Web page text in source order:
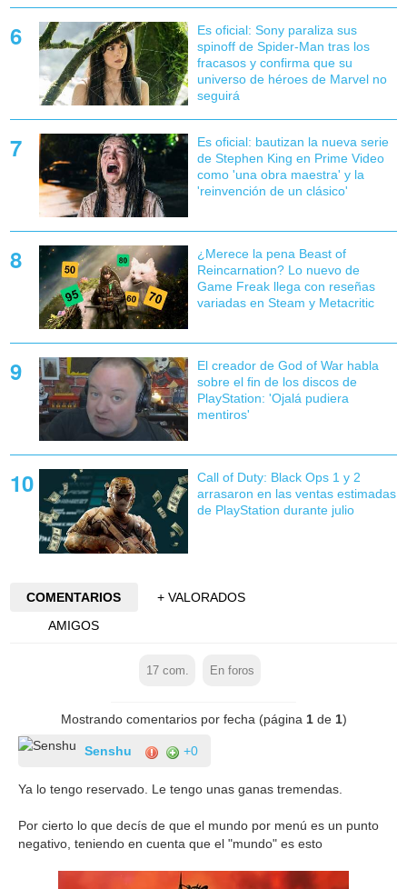
Es oficial: Sony paraliza sus
spinoff de Spider-Man tras los
fracasos y confirma que su
universo de héroes de Marvel no
seguirá
Es oficial: bautizan la nueva serie
de Stephen King en Prime Video
como 'una obra maestra' y la
'reinvención de un clásico'
¿Merece la pena Beast of
Reincarnation? Lo nuevo de
Game Freak llega con reseñas
variadas en Steam y Metacritic
El creador de God of War habla
sobre el fin de los discos de
PlayStation: 'Ojalá pudiera
mentiros'
Call of Duty: Black Ops 1 y 2
arrasaron en las ventas estimadas
de PlayStation durante julio
COMENTARIOS
+ VALORADOS
AMIGOS
17com. En foros
Mostrando comentarios por fecha (página 1de 1)
Senshu +0
Ya lo tengo reservado. Le tengo unas ganas tremendas.
Por cierto lo que decís de que el mundo por menú es un punto
negativo, teniendo en cuenta que el "mundo" es esto